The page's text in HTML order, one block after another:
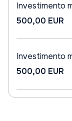
Investimento
500,00 EUR
Investimento
500,00 EUR